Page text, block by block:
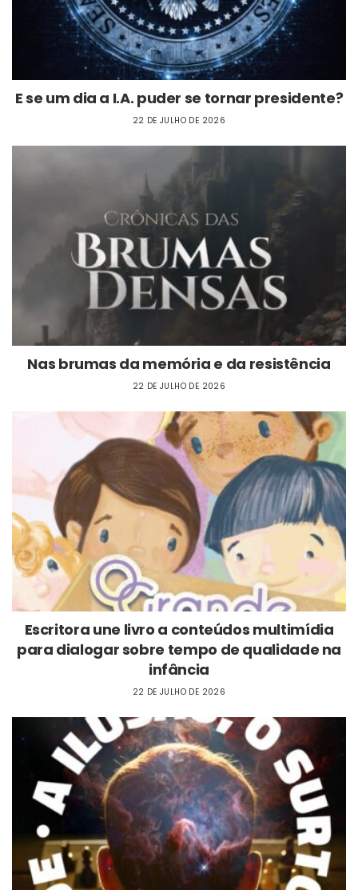
E se um dia a I.A. puder se tornar presidente?
22 DE JULHO DE 2026
Nas brumas da memória e da resistência
22 DE JULHO DE 2026
Escritora une livro a conteúdos multimídia
para dialogar sobre tempo de qualidade na
infância
22 DE JULHO DE 2026